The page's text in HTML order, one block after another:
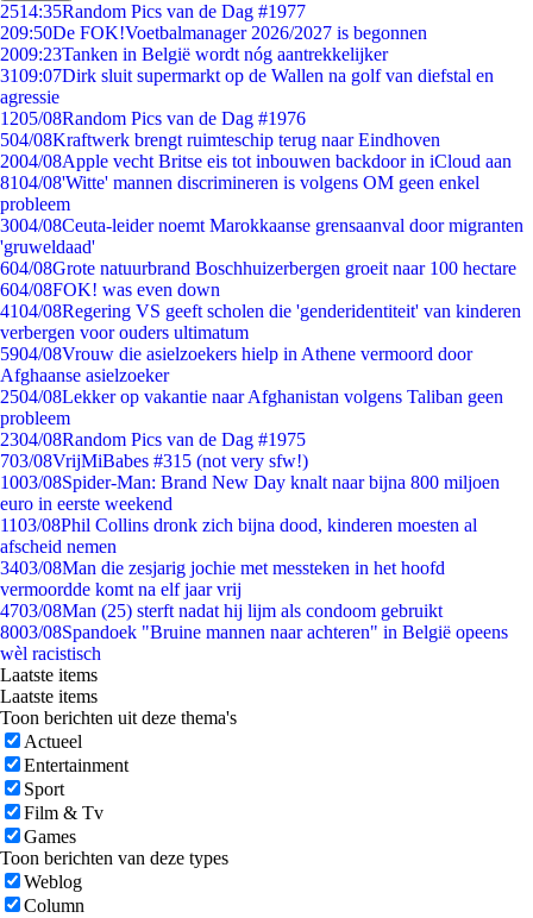
2514:35Random Pics van de Dag #1977
209:50De FOK!Voetbalmanager 2026/2027 is begonnen
2009:23Tanken in België wordt nóg aantrekkelijker
3109:07Dirk sluit supermarkt op de Wallen na golf van diefstal en
agressie
1205/08Random Pics van de Dag #1976
504/08Kraftwerk brengt ruimteschip terug naar Eindhoven
2004/08Apple vecht Britse eis tot inbouwen backdoor in iCloud aan
8104/08'Witte' mannen discrimineren is volgens OM geen enkel
probleem
3004/08Ceuta-leider noemt Marokkaanse grensaanval door migranten
'gruweldaad'
604/08Grote natuurbrand Boschhuizerbergen groeit naar 100 hectare
604/08FOK! was even down
4104/08Regering VS geeft scholen die 'genderidentiteit' van kinderen
verbergen voor ouders ultimatum
5904/08Vrouw die asielzoekers hielp in Athene vermoord door
Afghaanse asielzoeker
2504/08Lekker op vakantie naar Afghanistan volgens Taliban geen
probleem
2304/08Random Pics van de Dag #1975
703/08VrijMiBabes #315 (not very sfw!)
1003/08Spider-Man: Brand New Day knalt naar bijna 800 miljoen
euro in eerste weekend
1103/08Phil Collins dronk zich bijna dood, kinderen moesten al
afscheid nemen
3403/08Man die zesjarig jochie met messteken in het hoofd
vermoordde komt na elf jaar vrij
4703/08Man (25) sterft nadat hij lijm als condoom gebruikt
8003/08Spandoek "Bruine mannen naar achteren" in België opeens
wèl racistisch
Laatste items
Laatste items
Toon berichten uit deze thema's
Actueel
Entertainment
Sport
Film & Tv
Games
Toon berichten van deze types
Weblog
Column